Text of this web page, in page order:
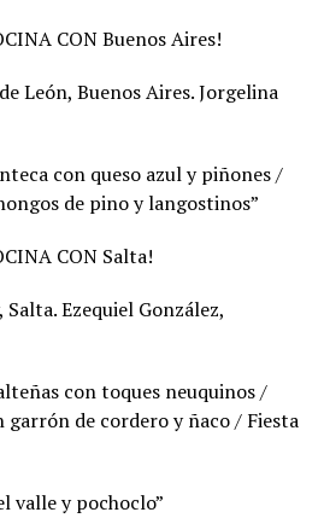
CON Buenos Aires!
León, Buenos Aires. Jorgelina
con queso azul y piñones /
de pino y langostinos”
CON Salta!
Ezequiel González,
con toques neuquinos /
garrón de cordero y ñaco / Fiesta
valle y pochoclo”